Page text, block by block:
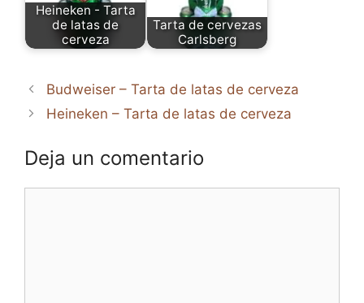
Heineken - Tarta
de latas de
cerveza
Tarta de cervezas
Carlsberg
Budweiser – Tarta de latas de cerveza
Heineken – Tarta de latas de cerveza
Deja un comentario